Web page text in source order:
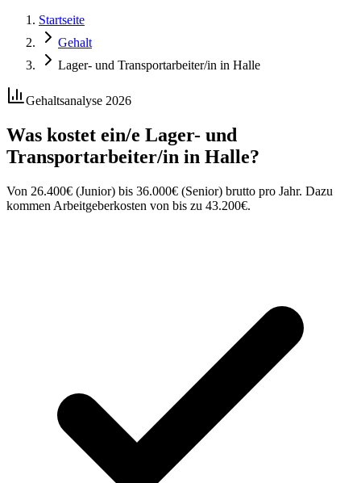
Startseite
Gehalt
Lager- und Transportarbeiter/in in Halle
Gehaltsanalyse 2026
Was kostet ein/e Lager- und
Transportarbeiter/in in Halle?
Von 26.400€ (Junior) bis 36.000€ (Senior) brutto pro Jahr. Dazu
kommen Arbeitgeberkosten von bis zu 43.200€.